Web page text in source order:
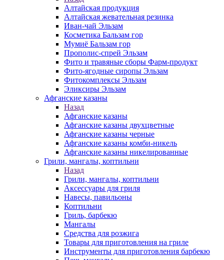
Алтайская продукция
Алтайская жевательная резинка
Иван-чай Эльзам
Косметика Бальзам гор
Мумиё Бальзам гор
Прополис-спрей Эльзам
Фито и травяные сборы Фарм-продукт
Фито-ягодные сиропы Эльзам
Фитокомплексы Эльзам
Эликсиры Эльзам
Афганские казаны
Назад
Афганские казаны
Афганские казаны двухцветные
Афганские казаны черные
Афганские казаны комби-никель
Афганские казаны никелированные
Грили, мангалы, коптильни
Назад
Грили, мангалы, коптильни
Аксессуары для гриля
Навесы, павильоны
Коптильни
Гриль, барбекю
Мангалы
Средства для розжига
Товары для приготовления на гриле
Инструменты для приготовления барбекю